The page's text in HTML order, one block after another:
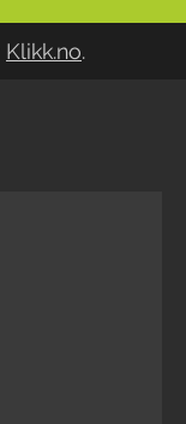
Klikk.no.